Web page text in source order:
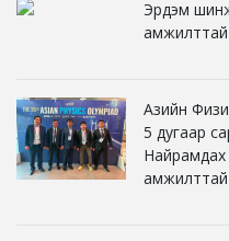
Эрдэм
амжилттай
Азийн
5 дугаар
амжилттай